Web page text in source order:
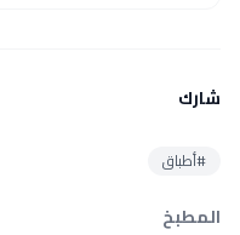
شارك
#أطباق
المطبخ